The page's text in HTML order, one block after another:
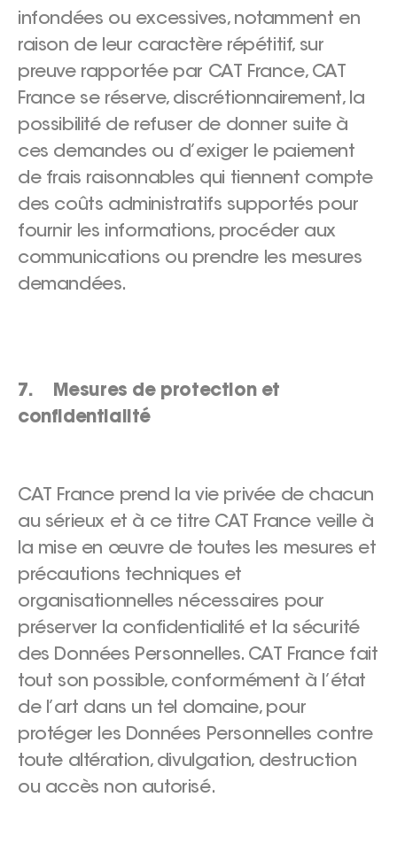
infondées ou excessives, notamment en
raison de leur caractère répétitif, sur
preuve rapportée par CAT France, CAT
France se réserve, discrétionnairement, la
possibilité de refuser de donner suite à
ces demandes ou d’exiger le paiement
de frais raisonnables qui tiennent compte
des coûts administratifs supportés pour
fournir les informations, procéder aux
communications ou prendre les mesures
demandées.
7. Mesures de protection et
confidentialité
CAT France prend la vie privée de chacun
au sérieux et à ce titre CAT France veille à
la mise en œuvre de toutes les mesures et
précautions techniques et
organisationnelles nécessaires pour
préserver la confidentialité et la sécurité
des Données Personnelles. CAT France fait
tout son possible, conformément à l’état
de l’art dans un tel domaine, pour
protéger les Données Personnelles contre
toute altération, divulgation, destruction
ou accès non autorisé.